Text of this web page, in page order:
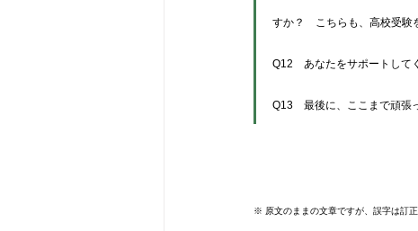
すか？　こちらも、高校受験
Q12　あなたをサポートして
Q13　最後に、ここまで頑張
※ 原文のままの文章ですが、誤字は訂